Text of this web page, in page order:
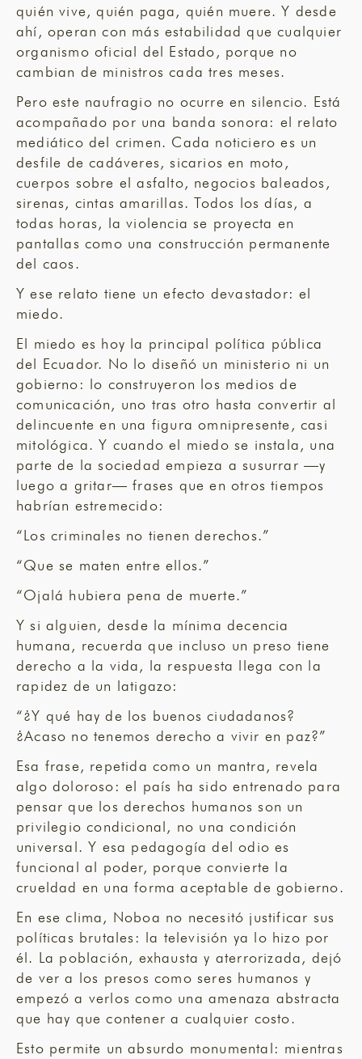
quién vive, quién paga, quién muere. Y desde
ahí, operan con más estabilidad que cualquier
organismo oficial del Estado, porque no
cambian de ministros cada tres meses.
Pero este naufragio no ocurre en silencio. Está
acompañado por una banda sonora: el relato
mediático del crimen. Cada noticiero es un
desfile de cadáveres, sicarios en moto,
cuerpos sobre el asfalto, negocios baleados,
sirenas, cintas amarillas. Todos los días, a
todas horas, la violencia se proyecta en
pantallas como una construcción permanente
del caos.
Y ese relato tiene un efecto devastador: el
miedo.
El miedo es hoy la principal política pública
del Ecuador. No lo diseñó un ministerio ni un
gobierno: lo construyeron los medios de
comunicación, uno tras otro hasta convertir al
delincuente en una figura omnipresente, casi
mitológica. Y cuando el miedo se instala, una
parte de la sociedad empieza a susurrar —y
luego a gritar— frases que en otros tiempos
habrían estremecido:
“Los criminales no tienen derechos.”
“Que se maten entre ellos.”
“Ojalá hubiera pena de muerte.”
Y si alguien, desde la mínima decencia
humana, recuerda que incluso un preso tiene
derecho a la vida, la respuesta llega con la
rapidez de un latigazo:
“¿Y qué hay de los buenos ciudadanos?
¿Acaso no tenemos derecho a vivir en paz?”
Esa frase, repetida como un mantra, revela
algo doloroso: el país ha sido entrenado para
pensar que los derechos humanos son un
privilegio condicional, no una condición
universal. Y esa pedagogía del odio es
funcional al poder, porque convierte la
crueldad en una forma aceptable de gobierno.
En ese clima, Noboa no necesitó justificar sus
políticas brutales: la televisión ya lo hizo por
él. La población, exhausta y aterrorizada, dejó
de ver a los presos como seres humanos y
empezó a verlos como una amenaza abstracta
que hay que contener a cualquier costo.
Esto permite un absurdo monumental: mientras